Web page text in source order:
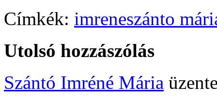
Címkék: imreneszánto
Utolsó hozzászólás
Szántó Imréné Mária